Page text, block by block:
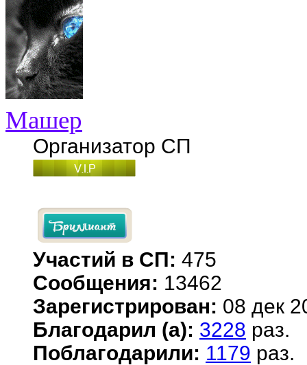
Машер
Организатор СП
Участий в СП: 475
Сообщения: 13462
Зарегистрирован: 08 дек
Благодарил (а): 3228 раз.
Поблагодарили: 1179 раз.